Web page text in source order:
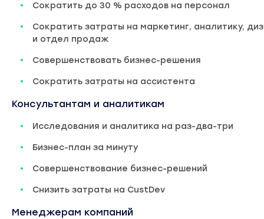
Сократить до 30 % расходов на персонал
Сократить затраты на маркетинг, аналитику,
и отдел продаж
Совершенствовать бизнес-решения
Сократить затраты на ассистента
Консультантам и аналитикам
Исследования и аналитика на раз-два-три
Бизнес-план за минуту
Совершенствование бизнес-решений
Снизить затраты на CustDev
Менеджерам компаний